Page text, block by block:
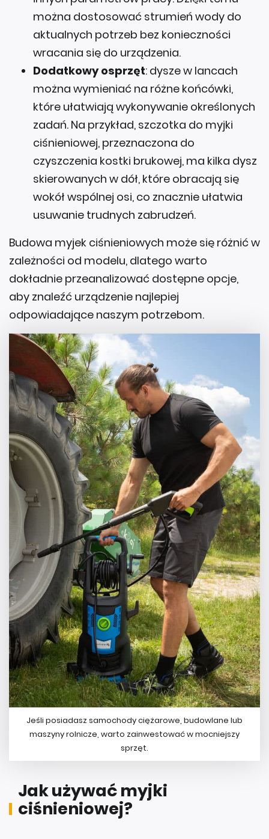
można dostosować strumień wody do
aktualnych potrzeb bez konieczności
wracania się do urządzenia.
Dodatkowy osprzęt: dysze w lancach
można wymieniać na różne końcówki,
które ułatwiają wykonywanie określonych
zadań. Na przykład, szczotka do myjki
ciśnieniowej, przeznaczona do
czyszczenia kostki brukowej, ma kilka dysz
skierowanych w dół, które obracają się
wokół wspólnej osi, co znacznie ułatwia
usuwanie trudnych zabrudzeń.
Budowa myjek ciśnieniowych może się różnić w
zależności od modelu, dlatego warto
dokładnie przeanalizować dostępne opcje,
aby znaleźć urządzenie najlepiej
odpowiadające naszym potrzebom.
Jeśli posiadasz samochody ciężarowe, budowlane lub
maszyny rolnicze, warto zainwestować w mocniejszy
sprzęt.
Jak używać myjki
ciśnieniowej?